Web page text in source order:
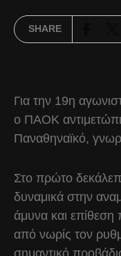
SHARE
Για την 19η
ο ΠΑΟΚ
Παναθηναϊκό,
Στο πρώτο
δυναμικά στην
άμυνα και
από νωρίς τον
σημαντικό